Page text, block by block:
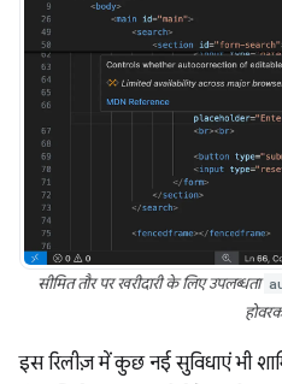
सीमित तौर पर खरीदारी के लिए उपलब्धता
इस रिलीज़ में कुछ नई सुविधाएं भी